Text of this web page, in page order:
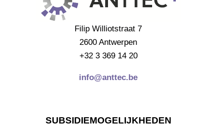
Filip Williotstraat 7
2600 Antwerpen
+32 3 369 14 20
info@anttec.be
SUBSIDIEMOGELIJKHEDEN